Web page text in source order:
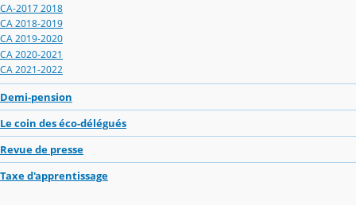
CA-2017 2018
CA 2018-2019
CA 2019-2020
CA 2020-2021
CA 2021-2022
Demi-pension
Le coin des éco-délégués
Revue de presse
Taxe d'apprentissage